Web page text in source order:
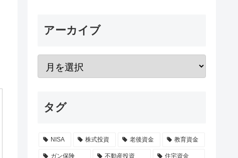
アーカイブ
タグ
NISA 株式投資 老後資金 教育資金
ガン保険 不動産投資 住宅資金